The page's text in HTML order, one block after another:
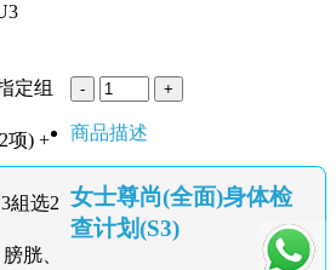
定组
项) +
組选2
胱、
商品描述
女士尊尚(全面)身体检
查计划(S3)